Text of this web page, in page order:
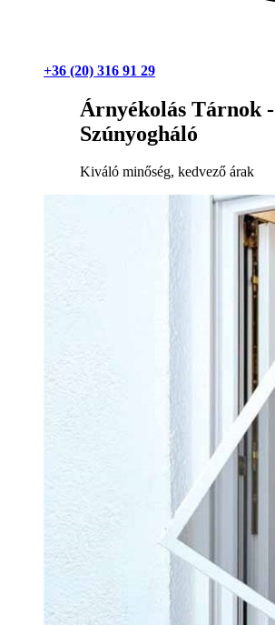
+36 (20) 316 91 29
Árnyékolás Tárnok -
Szúnyogháló
Kiváló minőség, kedvező árak